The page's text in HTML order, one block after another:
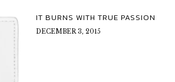
IT BURNS WITH TRUE PASSION
DECEMBER 3, 2015